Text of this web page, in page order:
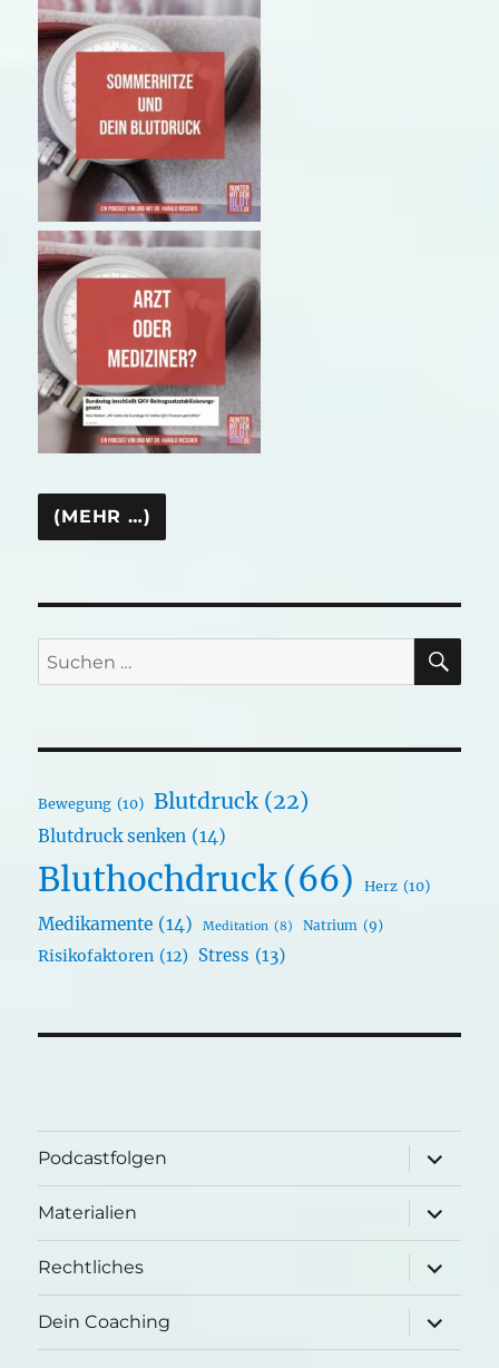
Suchen
nach:
Bewegung (10) Blutdruck (22)
Blutdruck senken (14)
Bluthochdruck(66) Herz (10)
Medikamente (14) Meditation (8) Natrium (9)
Risikofaktoren (12) Stress (13)
Podcastfolgen
öffnen
Materialien
öffnen
Rechtliches
öffnen
Dein Coaching
öffnen